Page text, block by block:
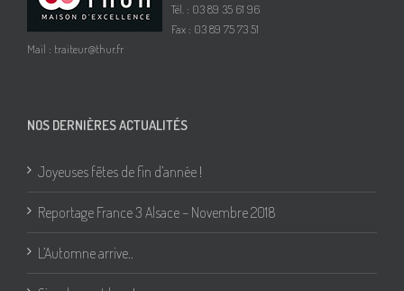
Tél. : 03 89 35 61 96
Fax : 03 89 75 73 51
Mail : traiteur@thur.fr
NOS DERNIÈRES ACTUALITÉS
Joyeuses fêtes de fin d’année !
Reportage France 3 Alsace – Novembre 2018
L’Automne arrive..